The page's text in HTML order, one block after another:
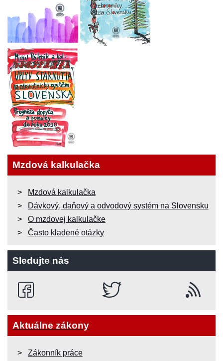
Mzdová kalkulačka
Mzdová kalkulačka
Dávkový, daňový a odvodový systém na Slovensku
O mzdovej kalkulačke
Často kladené otázky
Sledujte nás
Aktuálne zákony
Zákonník práce